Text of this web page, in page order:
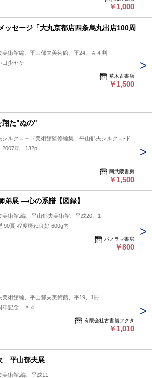
￥1,000
ッセージ「大丸京都店四条烏丸出店100周
美術館編、平山郁夫美術館、平24、Ａ４判
少ヤケ
草木古書店
￥1,500
翔た"ぬの"
シルクロード美術館監修編集、平山郁夫シルクロ-ド
2007年、132p
阿武隈書房
￥1,500
弟展 ―心の系譜【図録】
美術館:編、平山郁夫美術館、平成20、1
90頁 程度概ね良好 600g内
パノラマ書房
￥800
美術館編、平山郁夫美術館、平19、1冊
年記念 Ａ４
有限会社古書舗フクタ
￥1,010
平山郁夫展
美術館:編、平成11